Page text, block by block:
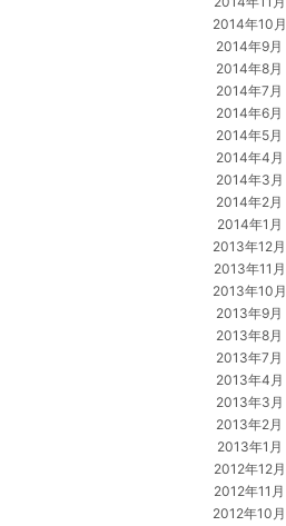
2014年10月
2014年9月
2014年8月
2014年7月
2014年6月
2014年5月
2014年4月
2014年3月
2014年2月
2014年1月
2013年12月
2013年11月
2013年10月
2013年9月
2013年8月
2013年7月
2013年4月
2013年3月
2013年2月
2013年1月
2012年12月
2012年11月
2012年10月